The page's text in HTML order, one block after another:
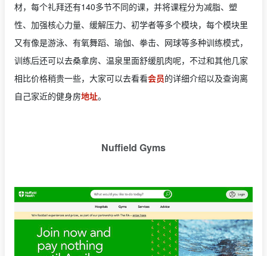
材，每个礼拜还有140多节不同的课，并将课程分为减脂、塑
性、加强核心力量、缓解压力、初学者等多个模块，每个模块里
又有像是游泳、有氧舞蹈、瑜伽、拳击、网球等多种训练模式，
训练后还可以去桑拿房、温泉里面舒缓肌肉呢，不过和其他几家
相比价格稍贵一些，大家可以去看看会员的详细介绍以及查询离
自己家近的健身房地址。
Nuffield Gyms